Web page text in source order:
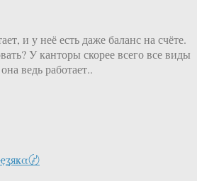
и у неё есть даже баланс на счёте.
У канторы скорее всего все виды
ведь работает..
〄